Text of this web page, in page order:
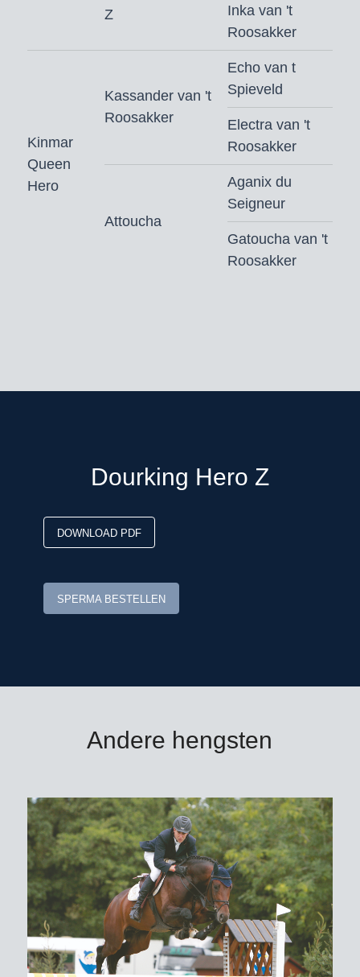
DSP, Hannover, Mecklenburg, OS-
international, Rheinland, Westfalen en
Zangersheide.
Dekgeld bedraagt € 800,- (vaste
kosten € 400,- + € 400,- bij dracht)
excl. BTW, afdracht, toeslag
gezondheidscertificaat* en
verzendkosten buitenland
* zie toelichting leveringsvoorwaarden.
Bestellen voor 9.00 uur ‘s ochtends
Z
Inka van 't
Roosakker
Kinmar
Queen
Hero
Kassander van 't
Roosakker
Echo van t
Spieveld
Electra van 't
Roosakker
Attoucha
Aganix du
Seigneur
Gatoucha van 't
Roosakker
Dourking Hero Z
DOWNLOAD PDF
SPERMA BESTELLEN
Andere hengsten